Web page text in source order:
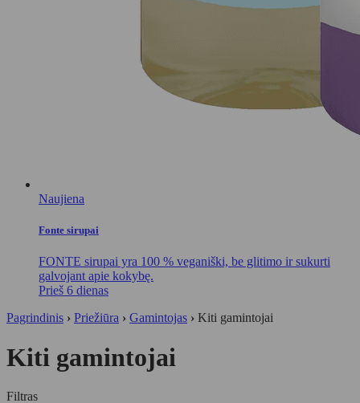
Naujiena
Fonte sirupai
FONTE sirupai yra 100 % veganiški, be glitimo ir sukurti
galvojant apie kokybę.
Prieš 6 dienas
Pagrindinis › Priežiūra › Gamintojas › Kiti gamintojai
Kiti gamintojai
Filtras